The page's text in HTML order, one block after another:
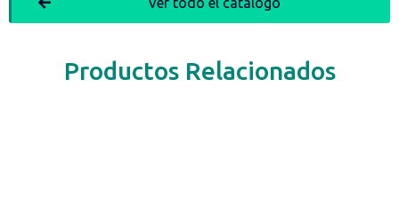
Productos Relacionados